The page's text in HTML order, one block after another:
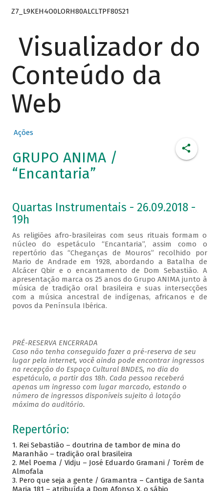
Z7_L9KEH4O0LORH80ALCLTPF80S21
Visualizador do
Conteúdo da
Web
Ações
GRUPO ANIMA /
“Encantaria”
Quartas Instrumentais - 26.09.2018 -
19h
As religiões afro-brasileiras com seus rituais formam o
núcleo do espetáculo “Encantaria”, assim como o
repertório das “Cheganças de Mouros” recolhido por
Mario de Andrade em 1928, abordando a Batalha de
Alcácer Qbir e o encantamento de Dom Sebastião. A
apresentação marca os 25 anos do Grupo ANIMA junto à
música de tradição oral brasileira e suas intersecções
com a música ancestral de indígenas, africanos e de
povos da Península Ibérica.
PRÉ-RESERVA ENCERRADA
Caso não tenha conseguido fazer a pré-reserva de seu
lugar pela internet, você ainda pode encontrar ingressos
na recepção do Espaço Cultural BNDES, no dia do
espetáculo, a partir das 18h. Cada pessoa receberá
apenas um ingresso com lugar marcado, estando o
número de ingressos disponíveis sujeito à lotação
máxima do auditório.
Repertório:
1. Rei Sebastião – doutrina de tambor de mina do
Maranhão – tradição oral brasileira
2. Mel Poema / Vidju – José Eduardo Gramani / Torém de
Almofala
3. Pero que seja a gente / Gramantra – Cantiga de Santa